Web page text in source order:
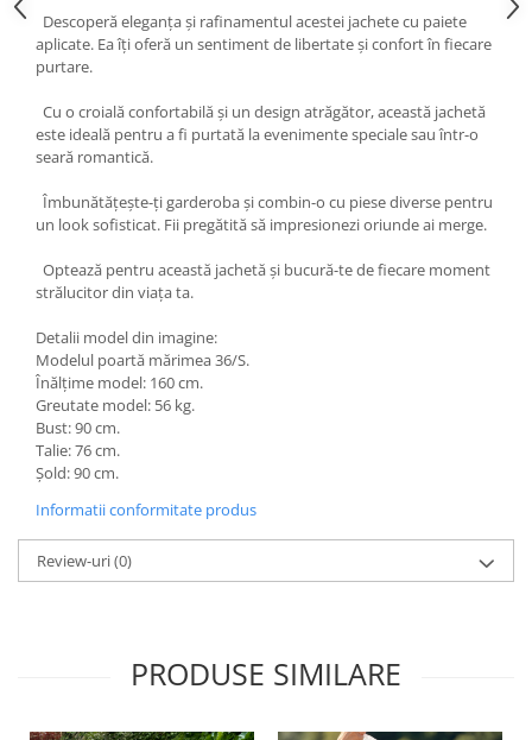
Descoperă eleganța și rafinamentul acestei jachete cu paiete
aplicate. Ea îți oferă un sentiment de libertate și confort în fiecare
purtare.
Cu o croială confortabilă și un design atrăgător, această jachetă
este ideală pentru a fi purtată la evenimente speciale sau într-o
seară romantică.
Îmbunătățește-ți garderoba și combin-o cu piese diverse pentru
un look sofisticat. Fii pregătită să impresionezi oriunde ai merge.
Optează pentru această jachetă și bucură-te de fiecare moment
strălucitor din viața ta.
Detalii model din imagine:
Modelul poartă mărimea 36/S.
Înălțime model: 160 cm.
Greutate model: 56 kg.
Bust: 90 cm.
Talie: 76 cm.
Șold: 90 cm.
Informatii conformitate produs
Review-uri(0)
PRODUSE SIMILARE